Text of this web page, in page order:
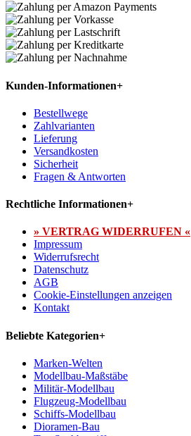
Kunden-Informationen+
Bestellwege
Zahlvarianten
Lieferung
Versandkosten
Sicherheit
Fragen & Antworten
Rechtliche Informationen+
» VERTRAG WIDERRUFEN «
Impressum
Widerrufsrecht
Datenschutz
AGB
Cookie-Einstellungen anzeigen
Kontakt
Beliebte Kategorien+
Marken-Welten
Modellbau-Maßstäbe
Militär-Modellbau
Flugzeug-Modellbau
Schiffs-Modellbau
Dioramen-Bau